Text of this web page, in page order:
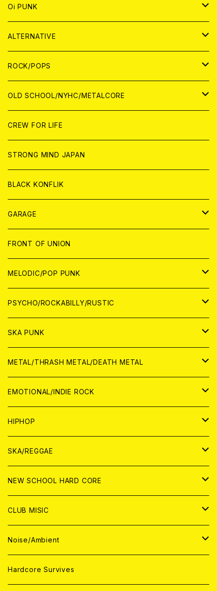
ANALOG
CD
ANALOG
JAPAN
WORLD
ANALOG
JAPAN
WORLD
JAPAN
CD
ANALOG
WORLD
CD
ANALOG
Oi PUNK
JAPAN
CD
ANALOG
WOLRD
CD
ANALOG
ALTERNATIVE
JAPAN
CD
ANALOG
WORLD
CD
ANALOG
ROCK/POPS
JAPAN
CD
ANALOG
WORLD
CD
ANALOG
OLD SCHOOL/NYHC/METALCORE
JAPAN
CD
ANALOG
WORLD
CD
ANALOG
CREW FOR LIFE
STRONG MIND JAPAN
BLACK KONFLIK
GARAGE
JAPAN
アナログ
CD
WORLD
アナログ
CD
FRONT OF UNION
MELODIC/POP PUNK
JAPAN
CD
ANALOG
WORLD
CD
ANALOG
PSYCHO/ROCKABILLY/RUSTIC
JAPAN
CD
ANALOG
WORLD
CD
ANALOG
SKA PUNK
JAPAN
CD
ANALOG
WORLD
CD
ANALOG
METAL/THRASH METAL/DEATH METAL
JAPAN
CD
ANALOG
WORLD
ANALOG
CD
EMOTIONAL/INDIE ROCK
JAPAN
CD
ANALOG
WORLD
CD
ANALOG
HIPHOP
JAPAN
CD
ANALOG
WORLD
CD
ANALOG
SKA/REGGAE
JAPAN
CD
ANALOG
WORLD
CD
ANALOG
NEW SCHOOL HARD CORE
JAPAN
CD
ANALOG
WORLD
CD
CLUB MISIC
JAPAN
CD
WORLD
Noise/Ambient
JAPAN
Hardcore Survives